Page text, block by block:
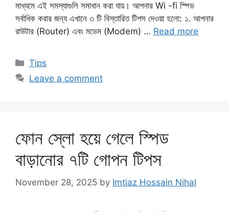
মাধ্যমে এই সমস্যাগুলি সমাধান করা যায়। আপনার Wi -fi স্পিড
সর্বাধিক করার জন্য এখানে ৩ টি বিস্তারিত টিপস দেওয়া হলো: ​১. আপনার
রাউটার (Router) এবং মডেম (Modem) … Read more
Categories
Tips
Leave a comment
ফোন স্লো হয়ে গেলে স্পিড
বাড়ানোর ৭টি গোপন টিপস
November 28, 2025 by Imtiaz Hossain Nihal